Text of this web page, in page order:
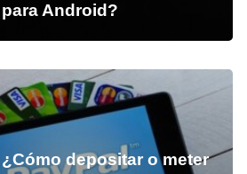
para Android?
¿Cómo depositar o meter